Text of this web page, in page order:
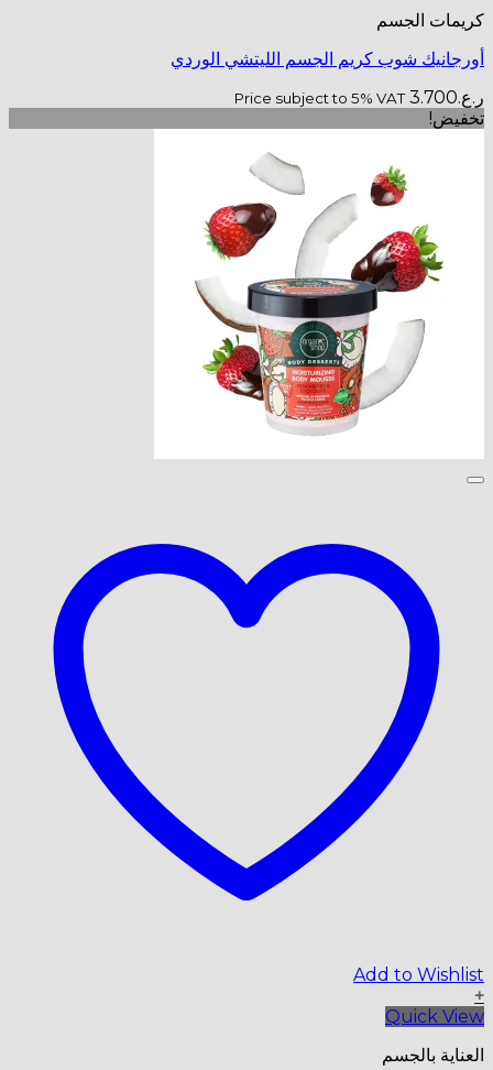
كريمات الجسم
أورجانيك شوب كريم الجسم الليتشي الوردي
ر.ع.3.700
Price subject to 5% VAT
تخفيض!
Add to Wishlist
+
Quick View
العناية بالجسم